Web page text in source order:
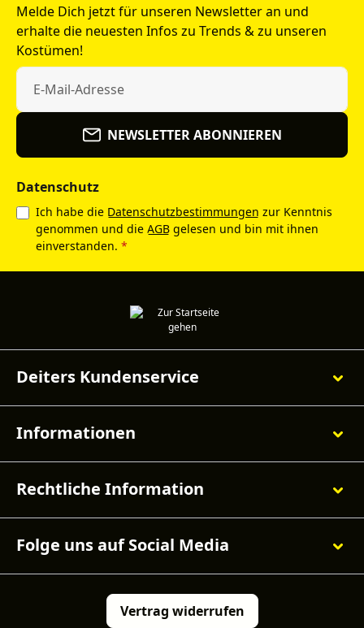
Melde Dich jetzt für unseren Newsletter an und
erhalte die neuesten Infos zu Trends & zu unseren
Kostümen!
NEWSLETTER ABONNIEREN
Datenschutz
Ich habe die Datenschutzbestimmungen zur Kenntnis
genommen und die AGB gelesen und bin mit ihnen
einverstanden. *
Deiters Kundenservice
Informationen
Rechtliche Information
Folge uns auf Social Media
Vertrag widerrufen